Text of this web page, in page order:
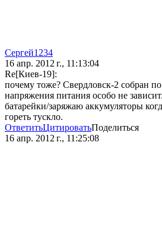
Сергей1234
16 апр. 2012 г., 11:13:04
Re[Киев-19]:
почему тоже? Свердловск-2 собран
напряжения питания особо не
батарейки/заряжаю аккумуляторы
гореть тускло.
ОтветитьЦитироватьПоделиться
16 апр. 2012 г., 11:25:08